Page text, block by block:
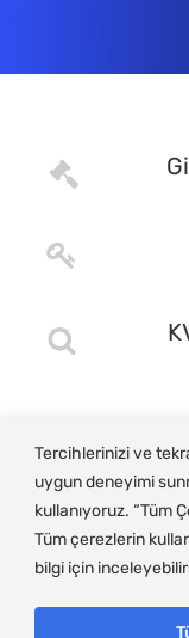
Tercihlerinizi ve
uygun deneyimi
kullanıyoruz. “Tüm
Tüm çerezlerin
bilgi için